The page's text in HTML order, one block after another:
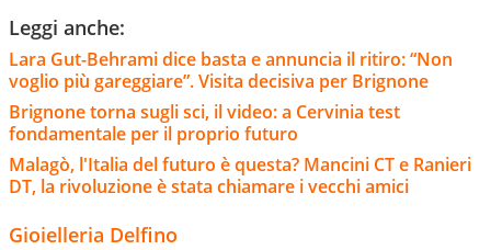
Leggi anche:
Lara Gut-Behrami dice basta e annuncia il ritiro: “Non
voglio più gareggiare”. Visita decisiva per Brignone
Brignone torna sugli sci, il video: a Cervinia test
fondamentale per il proprio futuro
Malagò, l'Italia del futuro è questa? Mancini CT e Ranieri
DT, la rivoluzione è stata chiamare i vecchi amici
Gioielleria Delfino